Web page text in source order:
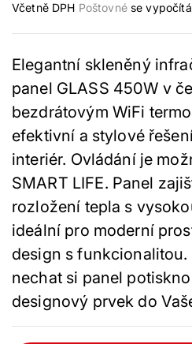
Včetně DPH Poštovnése vypočítá
Elegantní skleněný
panel GLASS 450W v
bezdrátovým WiFi
efektivní a stylové
interiér. Ovládání je
SMART LIFE. Panel
rozložení tepla s
ideální pro moderní
design s
nechat si panel
designový prvek do